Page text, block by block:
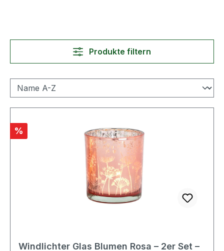
Produkte filtern
Rabatt
%
Windlichter Glas Blumen Rosa – 2er Set –